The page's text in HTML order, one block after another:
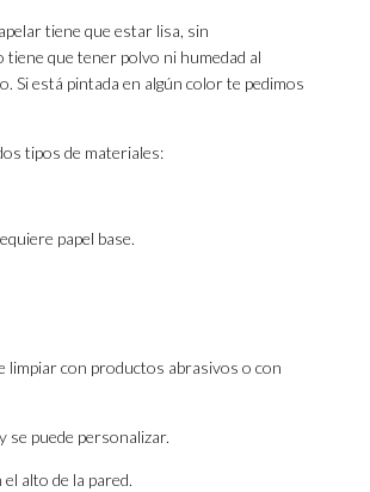
tiene que estar lisa, sin
tiene que tener polvo ni humedad al
Si está pintada en algún color te pedimos
tipos de materiales:
papel base.
limpiar con productos abrasivos o con
se puede personalizar.
alto de la pared.